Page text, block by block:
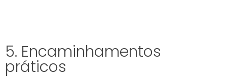
5. Encaminhamentos
práticos